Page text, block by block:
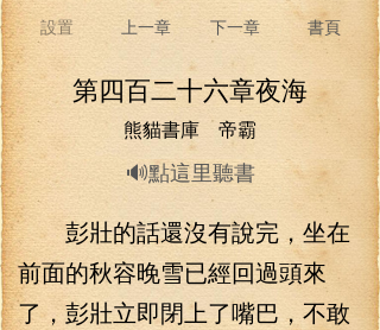
設置 上一章 下一章 書頁
第四百二十六章夜海
熊貓書庫 帝霸
🔊點這里聽書
彭壯的話還沒有說完，坐在
前面的秋容晚雪已經回過頭來
了，彭壯立即閉上了嘴巴，不敢